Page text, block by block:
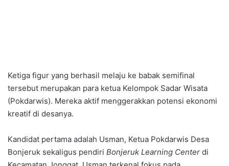
Ketiga figur yang berhasil melaju ke babak semifinal
tersebut merupakan para ketua Kelompok Sadar Wisata
(Pokdarwis). Mereka aktif menggerakkan potensi ekonomi
kreatif di desanya.
Kandidat pertama adalah Usman, Ketua Pokdarwis Desa
Bonjeruk sekaligus pendiri Bonjeruk Learning Center di